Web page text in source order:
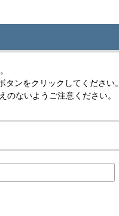
ンをクリックしてください。
ないようご注意ください。